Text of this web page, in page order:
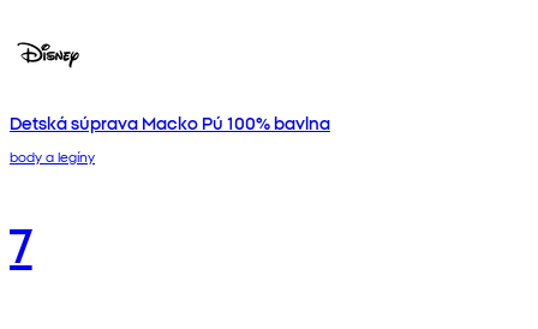
Detská súprava Macko Pú 100% bavlna
body a legíny
7